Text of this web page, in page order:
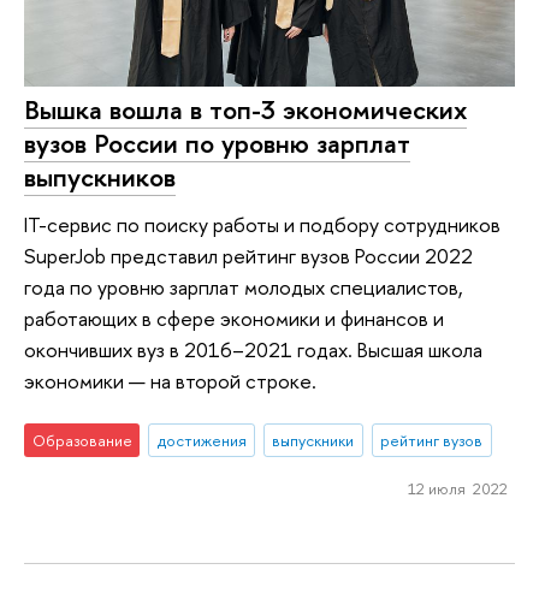
Вышка вошла в топ-3 экономических
вузов России по уровню зарплат
выпускников
IT-сервис по поиску работы и подбору сотрудников
SuperJob представил рейтинг вузов России 2022
года по уровню зарплат молодых специалистов,
работающих в сфере экономики и финансов и
окончивших вуз в 2016–2021 годах. Высшая школа
экономики — на второй строке.
Образование достижения выпускники рейтинг вузов
12 июля 2022